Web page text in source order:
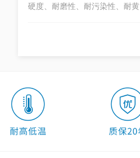
硬度、耐磨性、耐污染性、耐